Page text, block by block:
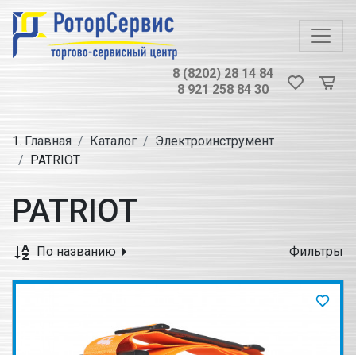
8 (8202) 28 14 84
8 921 258 84 30
Главная Каталог
Электроинструмент
PATRIOT
PATRIOT
По названию Фильтры